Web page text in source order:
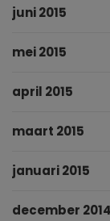
juni 2015
mei 2015
april 2015
maart 2015
januari 2015
december 2014